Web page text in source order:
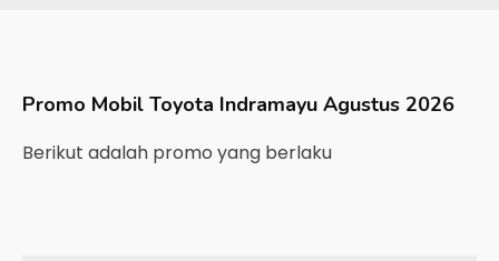
Promo Mobil Toyota Indramayu Agustus 2026
Berikut adalah promo yang berlaku